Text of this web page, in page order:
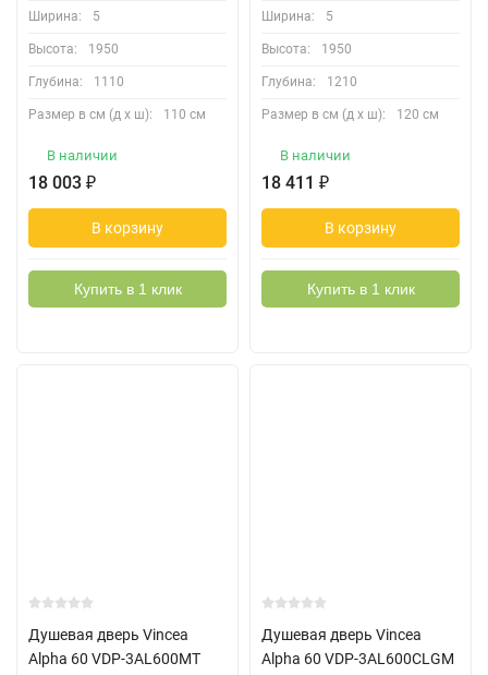
Ширина: 5
Высота: 1950
Глубина: 1110
Размер в см (д х ш): 110 см
В наличии
18 003 ₽
В корзину
Купить в 1 клик
Ширина: 5
Высота: 1950
Глубина: 1210
Размер в см (д х ш): 120 см
В наличии
18 411 ₽
В корзину
Купить в 1 клик
Душевая дверь Vincea
Alpha 60 VDP-3AL600MT
Душевая дверь Vincea
Alpha 60 VDP-3AL600CLGM